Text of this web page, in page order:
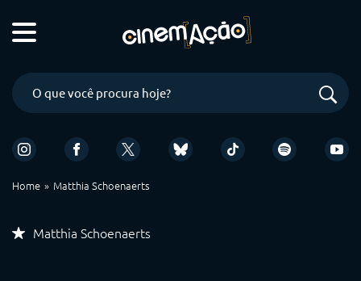
Home Matthia Schoenaerts
Matthia Schoenaerts